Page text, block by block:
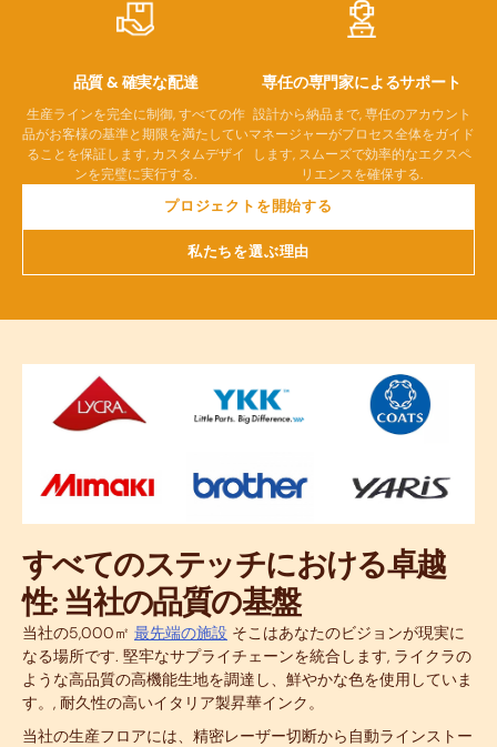
品質 & 確実な配達
生産ラインを完全に制御, すべての作
品がお客様の基準と期限を満たしてい
ることを保証します, カスタムデザイ
ンを完璧に実行する.
専任の専門家によるサポート
設計から納品まで, 専任のアカウント
マネージャーがプロセス全体をガイド
します, スムーズで効率的なエクスペ
リエンスを確保する.
プロジェクトを開始する
私たちを選ぶ理由
すべてのステッチにおける卓越
性: 当社の品質の基盤
当社の5,000㎡ 最先端の施設 そこはあなたのビジョンが現実に
なる場所です. 堅牢なサプライチェーンを統合します, ライクラの
ような高品質の高機能生地を調達し、鮮やかな色を使用していま
す。, 耐久性の高いイタリア製昇華インク。
当社の生産フロアには、精密レーザー切断から自動ラインストー